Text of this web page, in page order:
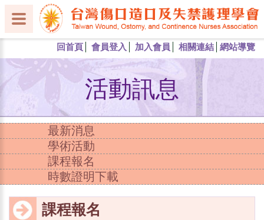
回首頁 會員登入 加入會員 相關連結 網站導覽
活動訊息
最新消息
學術活動
課程報名
時數證明下載
課程報名